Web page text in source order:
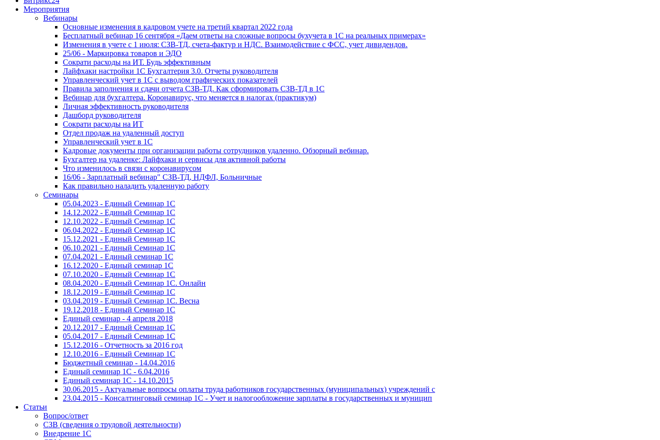
Мероприятия
Вебинары
Основные изменения в кадровом учете на третий квартал 2022 года
Бесплатный вебинар 16 сентября «Даем ответы на сложные вопросы бухучета в 1С на реальных примерах»
Изменения в учете с 1 июля: СЗВ-ТД, счета-фактур и НДС. Взаимодействие с ФСС, учет дивидендов.
25/06 - Маркировка товаров и ЭДО
Сократи расходы на ИТ. Будь эффективным
Лайфхаки настройки 1С Бухгалтерия 3.0. Отчеты руководителя
Управленческий учет в 1С с выводом графических показателей
Правила заполнения и сдачи отчета СЗВ-ТД. Как сформировать СЗВ-ТД в 1С
Вебинар для бухгалтера. Коронавирус, что меняется в налогах (практикум)
Личная эффективность руководителя
Дашборд руководителя
Сократи расходы на ИТ
Отдел продаж на удаленный доступ
Управленческий учет в 1С
Кадровые документы при организации работы сотрудников удаленно. Обзорный вебинар.
Бухгалтер на удаленке: Лайфхаки и сервисы для активной работы
Что изменилось в связи с коронавирусом
16/06 - Зарплатный вебинар" СЗВ-ТД, НДФЛ, Больничные
Как правильно наладить удаленную работу
Семинары
05.04.2023 - Единый Семинар 1С
14.12.2022 - Единый Семинар 1С
12.10.2022 - Единый Семинар 1С
06.04.2022 - Единый Семинар 1С
15.12.2021 - Единый Семинар 1С
06.10.2021 - Единый Семинар 1С
07.04.2021 - Единый семинар 1С
16.12.2020 - Единый семинар 1С
07.10.2020 - Единый Семинар 1С
08.04.2020 - Единый Семинар 1С. Онлайн
18.12.2019 - Единый Семинар 1С
03.04.2019 - Единый Семинар 1С. Весна
19.12.2018 - Единый Семинар 1С
Единый семинар - 4 апреля 2018
20.12.2017 - Единый Семинар 1С
05.04.2017 - Единый Семинар 1С
15.12.2016 - Отчетность за 2016 год
12.10.2016 - Единый Семинар 1С
Бюджетный семинар - 14.04.2016
Единый семинар 1С - 6.04.2016
Единый семинар 1С - 14.10.2015
30.06.2015 - Актуальные вопросы оплаты труда работников государственных (муниципальных) учреждений с
23.04.2015 - Консалтинговый семинар 1С - Учет и налогообложение зарплаты в государственных и муницип
Статьи
Вопрос/ответ
СЗВ (сведения о трудовой деятельности)
Внедрение 1С